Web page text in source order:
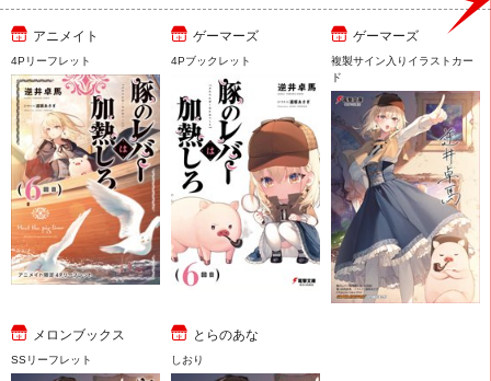
アニメイト
4Pリーフレット
ゲーマーズ
4Pブックレット
ゲーマーズ
複製サイン入りイラストカー
ド
メロンブックス
SSリーフレット
とらのあな
しおり